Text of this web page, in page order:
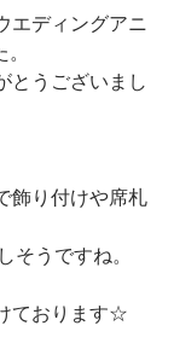
エディングアニ
とうございまし
飾り付けや席札
そうですね。
ております☆